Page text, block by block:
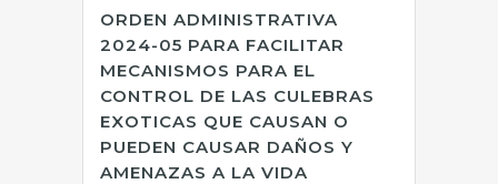
ORDEN ADMINISTRATIVA
2024-05 PARA FACILITAR
MECANISMOS PARA EL
CONTROL DE LAS CULEBRAS
EXOTICAS QUE CAUSAN O
PUEDEN CAUSAR DAÑOS Y
AMENAZAS A LA VIDA